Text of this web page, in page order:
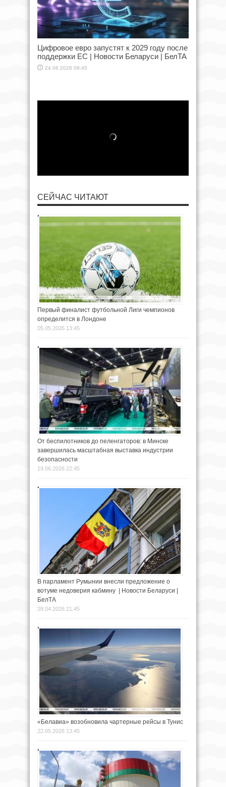
Цифровое евро запустят к 2029 году после
поддержки ЕС | Новости Беларуси | БелТА
24.06.2026 09:45
СЕЙЧАС ЧИТАЮТ
Первый финалист футбольной Лиги чемпионов
определится в Лондоне
05.05.2026 13:45
От беспилотников до пеленгаторов: в Минске
завершилась масштабная выставка индустрии
безопасности
19.06.2026 22:45
В парламент Румынии внесли предложение о
вотуме недоверия кабмину | Новости Беларуси |
БелТА
28.04.2026 21:45
«Белавиа» возобновила чартерные рейсы в Тунис
22.05.2026 13:45